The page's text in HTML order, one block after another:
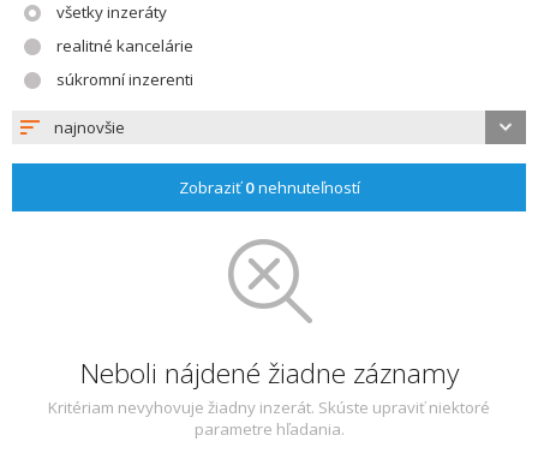
všetky inzeráty
realitné kancelárie
súkromní inzerenti
najnovšie
Zobraziť0nehnuteľností
Neboli nájdené žiadne záznamy
Kritériam nevyhovuje žiadny inzerát. Skúste upraviť niektoré
parametre hľadania.